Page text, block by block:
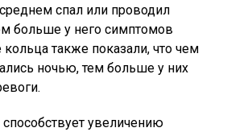
спал или проводил
больше у него симптомов
также показали, что чем
ночью, тем больше у них
увеличению